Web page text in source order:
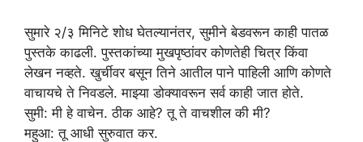
सुमारे २/३ मिनिटे शोध घेतल्यानंतर, सुमीने बेडवरून काही पातळ
पुस्तके काढली. पुस्तकांच्या मुखपृष्ठांवर कोणतेही चित्र किंवा
लेखन नव्हते. खुर्चीवर बसून तिने आतील पाने पाहिली आणि कोणते
वाचायचे ते निवडले. माझ्या डोक्यावरून सर्व काही जात होते.
सुमी: मी हे वाचेन. ठीक आहे? तू ते वाचशील की मी?
महुआ: तू आधी सुरुवात कर.